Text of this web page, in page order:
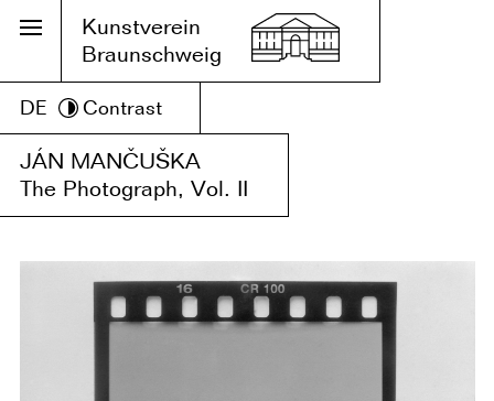
Kunstverein
Braunschweig
DE Contrast
JÁN MANČUŠKA
The Photograph, Vol. II